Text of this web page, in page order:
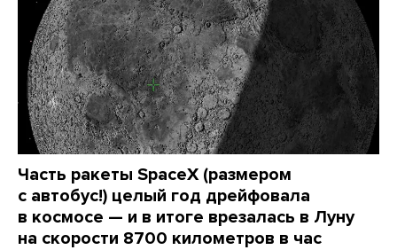
Часть ракеты SpaceX (размером
с автобус!) целый год дрейфовала
в космосе — и в итоге врезалась в Луну
на скорости 8700 километров в час